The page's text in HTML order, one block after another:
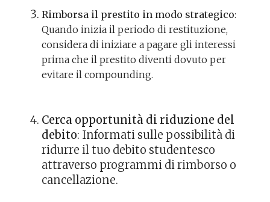
Rimborsa il prestito in modo strategico:
Quando inizia il periodo di restituzione,
considera di iniziare a pagare gli interessi
prima che il prestito diventi dovuto per
evitare il compounding.
Cerca opportunità di riduzione del
debito: Informati sulle possibilità di
ridurre il tuo debito studentesco
attraverso programmi di rimborso o
cancellazione.